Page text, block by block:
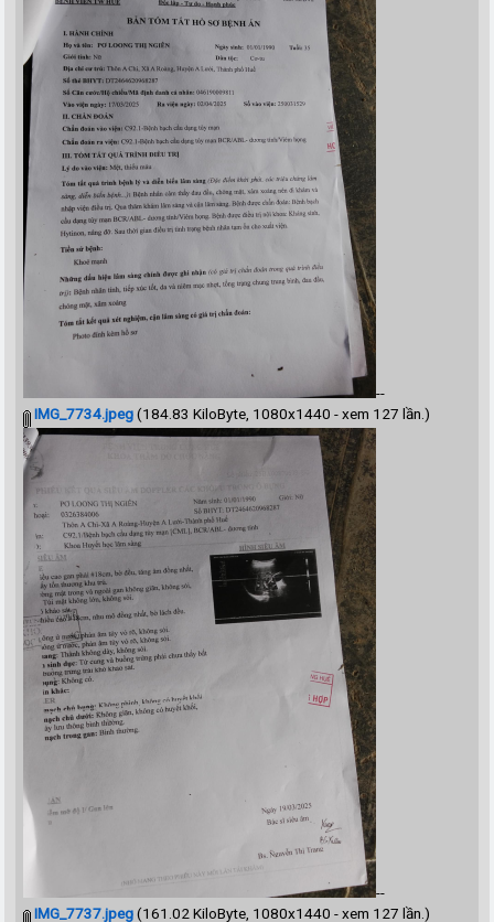
--
IMG_7734.jpeg(184.83 KiloByte, 1080x1440 - xem 127 lần.)
--
IMG_7737.jpeg(161.02 KiloByte, 1080x1440 - xem 127 lần.)